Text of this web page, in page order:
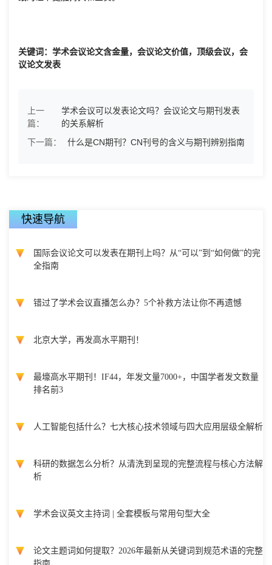
关键词：学术会议论文含金量，会议论文价值，顶级会议，会
议论文发表
上一
篇：
学术会议可以发表论文吗？会议论文与期刊发表
的关系解析
下一篇：
什么是CN期刊？CN刊号的含义与期刊辨别指南
快速导航
国际会议论文可以发表在期刊上吗？从“可以”到“如何做”的完
全指南
错过了学术会议直播怎么办？5个补救方法让你不再遗憾
北京大学，再发高水平期刊！
最壕高水平期刊！IF44，年发文量7000+，中国学者发文数量
排名前3
人工智能包括什么？七大核心技术领域与四大应用层级全解析
科研的数据怎么分析？从清洗到呈现的完整流程与核心方法解
析
学术会议英文主持词 | 全套模板与常用句型大全
论文主题词如何提取？2026年最新从关键词到规范术语的完整